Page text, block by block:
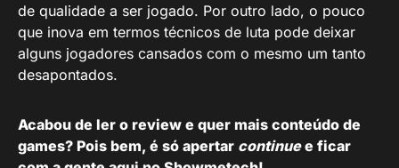
de qualidade a ser jogado. Por outro lado, o pouco
que inova em termos técnicos de luta pode deixar
alguns jogadores cansados com o mesmo um tanto
desapontados.
Acabou de ler o review e quer mais conteúdo de
games? Pois bem, é só apertar continuee ficar